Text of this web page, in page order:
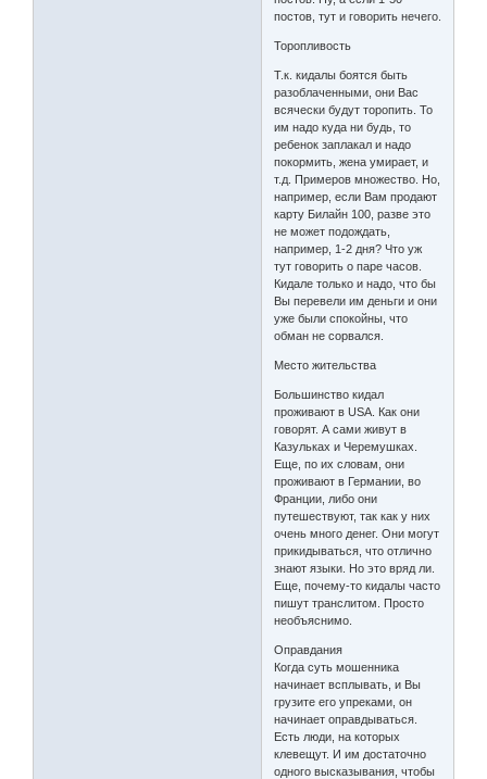
постов, тут и говорить нечего.
Торопливость
Т.к. кидалы боятся быть
разоблаченными, они Вас
всячески будут торопить. То
им надо куда ни будь, то
ребенок заплакал и надо
покормить, жена умирает, и
т.д. Примеров множество. Но,
например, если Вам продают
карту Билайн 100, разве это
не может подождать,
например, 1-2 дня? Что уж
тут говорить о паре часов.
Кидале только и надо, что бы
Вы перевели им деньги и они
уже были спокойны, что
обман не сорвался.
Место жительства
Большинство кидал
проживают в USA. Как они
говорят. А сами живут в
Казульках и Черемушках.
Еще, по их словам, они
проживают в Германии, во
Франции, либо они
путешествуют, так как у них
очень много денег. Они могут
прикидываться, что отлично
знают языки. Но это вряд ли.
Еще, почему-то кидалы часто
пишут транслитом. Просто
необъяснимо.
Оправдания
Когда суть мошенника
начинает всплывать, и Вы
грузите его упреками, он
начинает оправдываться.
Есть люди, на которых
клевещут. И им достаточно
одного высказывания, чтобы